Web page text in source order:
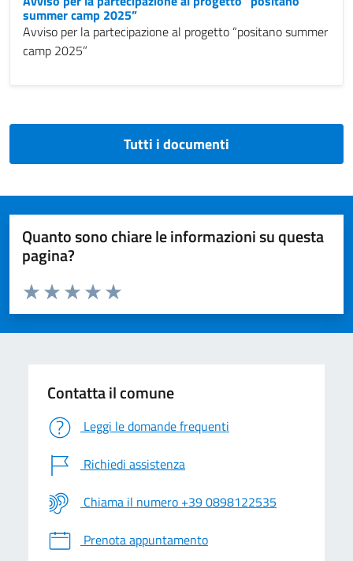
summer camp 2025”
Avviso per la partecipazione al progetto “positano summer
camp 2025”
Tutti i documenti
Quanto sono chiare le informazioni su questa
pagina?
Valuta da 1 a 5 stelle la pagina
Valuta 5 stelle su 5
Valuta 4 stelle su 5
Valuta 3 stelle su 5
Valuta 2 stelle su 5
Valuta 1 stelle su 5
Contatta il comune
Leggi le domande frequenti
Richiedi assistenza
Chiama il numero +39 0898122535
Prenota appuntamento